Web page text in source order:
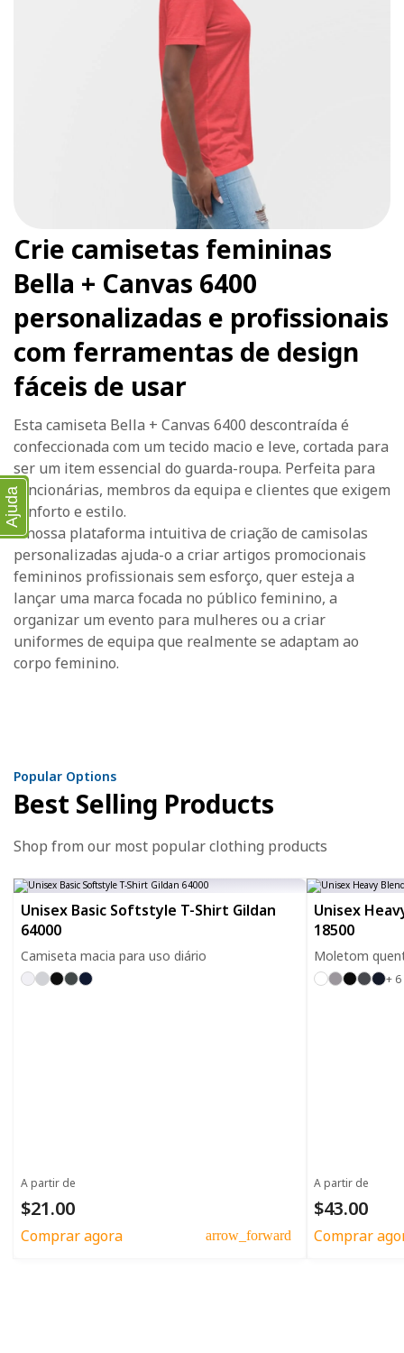
Crie camisetas femininas
Bella + Canvas 6400
personalizadas e profissionais
com ferramentas de design
fáceis de usar
Esta camiseta Bella + Canvas 6400 descontraída é
confeccionada com um tecido macio e leve, cortada para
ser um item essencial do guarda-roupa. Perfeita para
funcionárias, membros da equipa e clientes que exigem
conforto e estilo.
A nossa plataforma intuitiva de criação de camisolas
personalizadas ajuda-o a criar artigos promocionais
femininos profissionais sem esforço, quer esteja a
lançar uma marca focada no público feminino, a
organizar um evento para mulheres ou a criar
uniformes de equipa que realmente se adaptam ao
corpo feminino.
Popular Options
Best Selling Products
Shop from our most popular clothing products
Unisex Basic Softstyle T-Shirt Gildan
64000
Camiseta macia para uso diário
A partir de
$21.00
Comprar agora arrow_forward
Unisex
18500
Moletom
+ 6
A partir de
$43.00
Comprar
Ajuda